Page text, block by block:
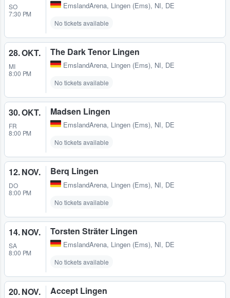
SO
7:30 PM
EmslandArena, Lingen (Ems), NI, DE
No tickets available
28. OKT.
MI
8:00 PM
The Dark Tenor Lingen
EmslandArena, Lingen (Ems), NI, DE
No tickets available
30. OKT.
FR
8:00 PM
Madsen Lingen
EmslandArena, Lingen (Ems), NI, DE
No tickets available
12. NOV.
DO
8:00 PM
Berq Lingen
EmslandArena, Lingen (Ems), NI, DE
No tickets available
14. NOV.
SA
8:00 PM
Torsten Sträter Lingen
EmslandArena, Lingen (Ems), NI, DE
No tickets available
20. NOV. Accept Lingen